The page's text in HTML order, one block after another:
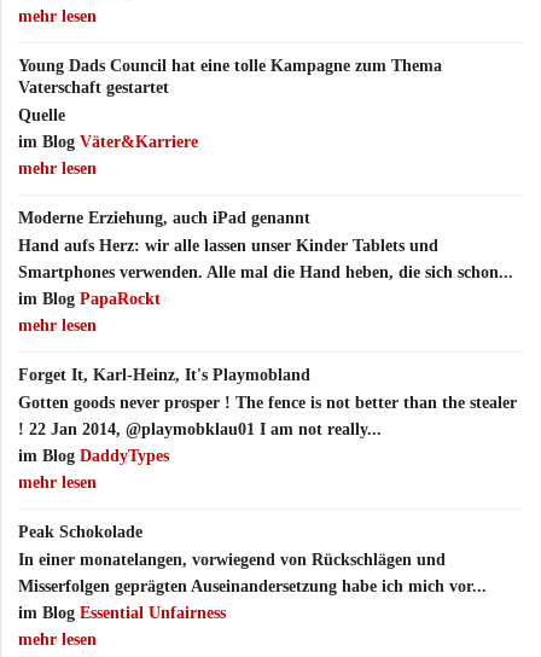
mehr lesen
Young Dads Council hat eine tolle Kampagne zum Thema
Vaterschaft gestartet
Quelle
im Blog Väter&Karriere
mehr lesen
Moderne Erziehung, auch iPad genannt
Hand aufs Herz: wir alle lassen unser Kinder Tablets und
Smartphones verwenden. Alle mal die Hand heben, die sich schon...
im Blog PapaRockt
mehr lesen
Forget It, Karl-Heinz, It's Playmobland
Gotten goods never prosper ! The fence is not better than the stealer
! 22 Jan 2014, @playmobklau01 I am not really...
im Blog DaddyTypes
mehr lesen
Peak Schokolade
In einer monatelangen, vorwiegend von Rückschlägen und
Misserfolgen geprägten Auseinandersetzung habe ich mich vor...
im Blog Essential Unfairness
mehr lesen